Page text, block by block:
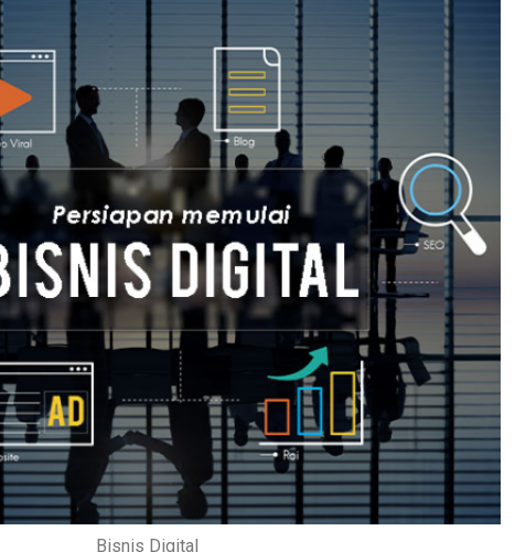
Bisnis Digital